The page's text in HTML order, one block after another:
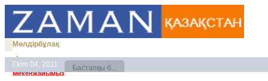
Мөлдірбұлақ
|
Мекенжайымыз
Ekim 04, 2011 Бастапқы б...